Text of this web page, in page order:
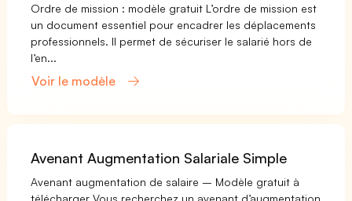
Ordre de mission : modèle gratuit L’ordre de mission est
un document essentiel pour encadrer les déplacements
professionnels. Il permet de sécuriser le salarié hors de
l’en...
Voir le modèle
Avenant Augmentation Salariale Simple
Avenant augmentation de salaire – Modèle gratuit à
télécharger Vous recherchez un avenant d’augmentation